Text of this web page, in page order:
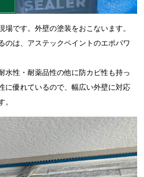
場です。外壁の塗装をおこないます。
のは、アステックペイントのエポパワ
水性・耐薬品性の他に防カビ性も持っ
に優れているので、幅広い外壁に対応
。